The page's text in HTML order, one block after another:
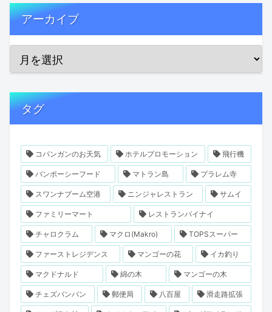
アーカイブ
タグ
コパンガンのお天気 ホテルプロモーション 飛行機
バンポーシーフード マトラン島 プラレム寺
スワンナブーム空港 ニンジャレストラン サムイ
ファミリーマート レストランパイナイ
チャロクラム マクロ(Makro) TOPSスーパー
ファーストレジデンス マンゴーの花 イカ釣り
マクドナルド 綿の木 マンゴーの木
チェズバンバン 郵便局 八百屋 滑走路拡張